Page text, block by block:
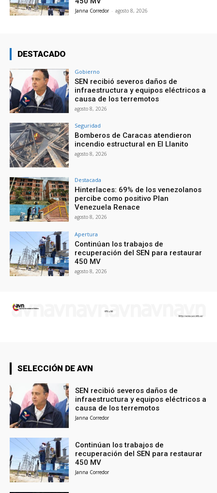
Janna Corredor - agosto 8, 2026
DESTACADO
Gobierno
SEN recibió severos daños de
infraestructura y equipos eléctricos a
causa de los terremotos
agosto 8, 2026
Seguridad
Bomberos de Caracas atendieron
incendio estructural en El Llanito
agosto 8, 2026
Destacada
Hinterlaces: 69% de los venezolanos
percibe como positivo Plan
Venezuela Renace
agosto 8, 2026
Apertura
Continúan los trabajos de
recuperación del SEN para restaurar
450 MV
agosto 8, 2026
SELECCIÓN DE AVN
SEN recibió severos daños de
infraestructura y equipos eléctricos a
causa de los terremotos
Janna Corredor
Continúan los trabajos de
recuperación del SEN para restaurar
450 MV
Janna Corredor